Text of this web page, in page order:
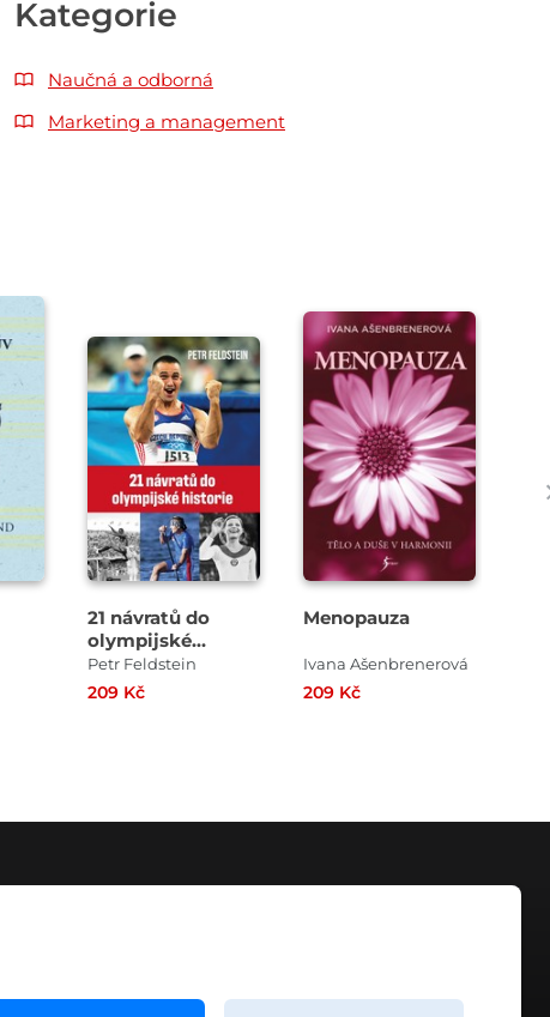
Kategorie
Naučná a odborná
Marketing a management
21 návratů do
olympijské
historie
Petr Feldstein
209 Kč
Menopauza
Ivana Ašenbrenerová
209 Kč